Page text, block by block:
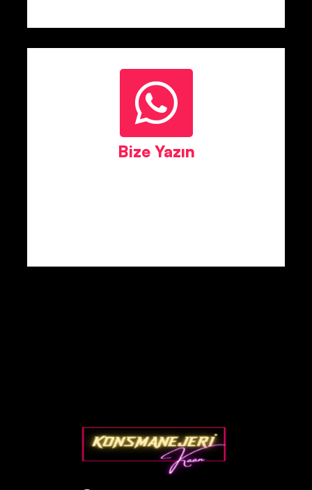
Bize Yazın